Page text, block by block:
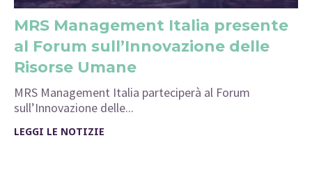
MRS Management Italia presente
al Forum sull’Innovazione delle
Risorse Umane
MRS Management Italia parteciperà al Forum
sull’Innovazione delle...
LEGGI LE NOTIZIE